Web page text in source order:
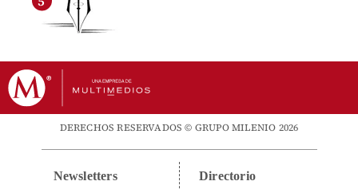
DERECHOS RESERVADOS © GRUPO MILENIO 2026
Newsletters Directorio